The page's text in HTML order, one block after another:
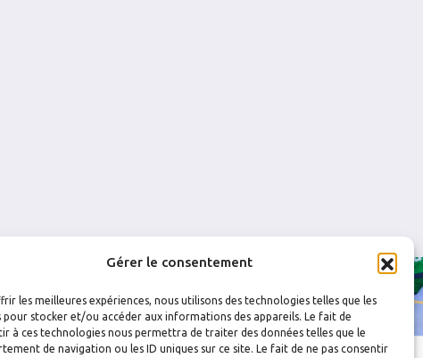
Gérer le consentement
les meilleures expériences, nous utilisons des technologies telles que les
pour stocker et/ou accéder aux informations des appareils. Le fait de
à ces technologies nous permettra de traiter des données telles que le
de navigation ou les ID uniques sur ce site. Le fait de ne pas consentir